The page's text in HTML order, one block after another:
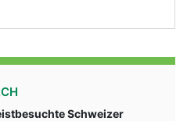
Schweizer